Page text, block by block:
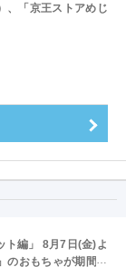
、「京王ストアめじ
ト編」 8月7日(金)よ
のおもちゃが期間限